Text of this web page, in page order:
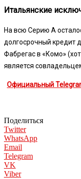
Итальянские
На всю Серию А
долгосрочный кредит
Фабрегас в «Комо»
является
Официальный
Поделиться
Twitter
WhatsApp
Email
Telegram
VK
Viber